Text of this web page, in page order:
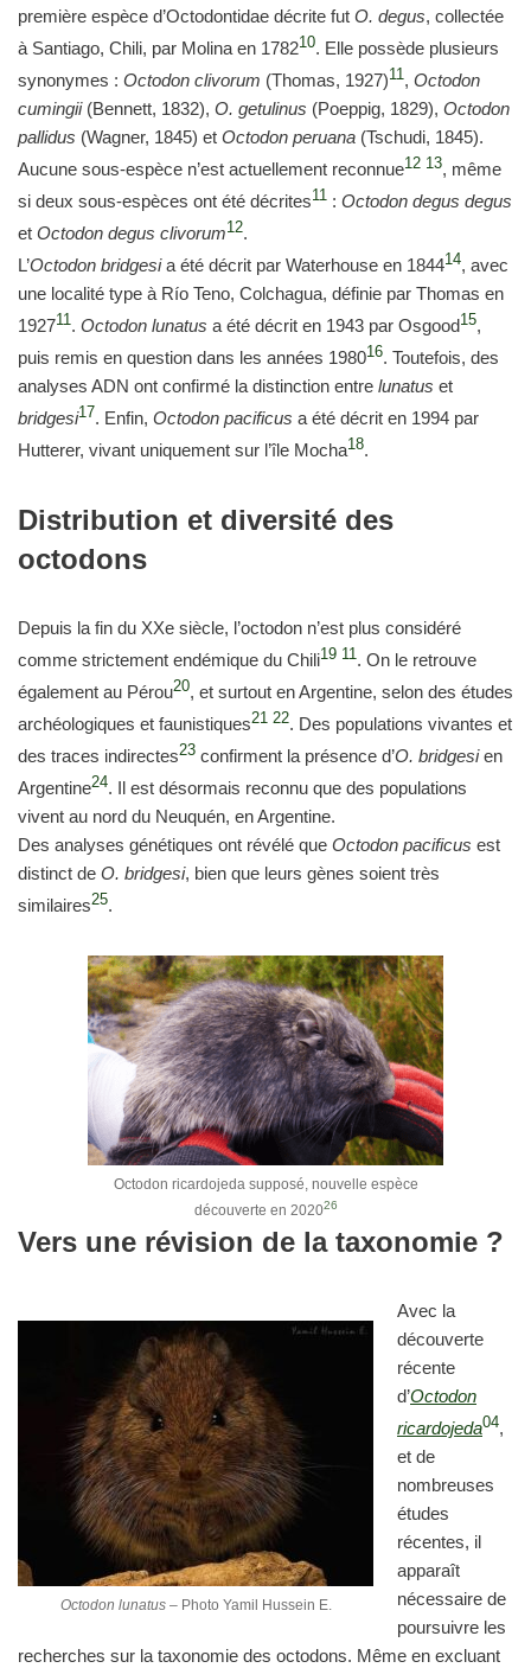
première espèce d’Octodontidae décrite fut O. degus, collectée
à Santiago, Chili, par Molina en 178210. Elle possède plusieurs
synonymes : Octodon clivorum (Thomas, 1927)11, Octodon
cumingii(Bennett, 1832), O. getulinus (Poeppig, 1829), Octodon
pallidus (Wagner, 1845) et Octodon peruana (Tschudi, 1845).
Aucune sous-espèce n’est actuellement reconnue12 13, même
si deux sous-espèces ont été décrites11 : Octodon degus degus
et Octodon degus clivorum12.
L’Octodon bridgesia été décrit par Waterhouse en 184414, avec
une localité type à Río Teno, Colchagua, définie par Thomas en
192711. Octodon lunatus a été décrit en 1943 par Osgood 15,
puis remis en question dans les années 198016. Toutefois, des
analyses ADN ont confirmé la distinction entre lunatus et
bridgesi17. Enfin, Octodon pacificus a été décrit en 1994 par
Hutterer, vivant uniquement sur l’île Mocha18.
Distribution et diversité des
octodons
Depuis la fin du XXe siècle, l’octodon n’est plus considéré
comme strictement endémique du Chili19 11. On le retrouve
également au Pérou20, et surtout en Argentine, selon des études
archéologiques et faunistiques21 22. Des populations vivantes et
des traces indirectes23 confirment la présence d’O. bridgesien
Argentine24. Il est désormais reconnu que des populations
vivent au nord du Neuquén, en Argentine.
Des analyses génétiques ont révélé que Octodon pacificus est
distinct de O. bridgesi, bien que leurs gènes soient très
similaires25.
Octodon ricardojeda supposé, nouvelle espèce
découverte en 202026
Vers une révision de la taxonomie ?
Octodon lunatus– Photo Yamil Hussein E.
Avec la
découverte
récente
d’Octodon
ricardojeda04,
et de
nombreuses
études
récentes, il
apparaît
nécessaire de
poursuivre les
recherches sur la taxonomie des octodons. Même en excluant